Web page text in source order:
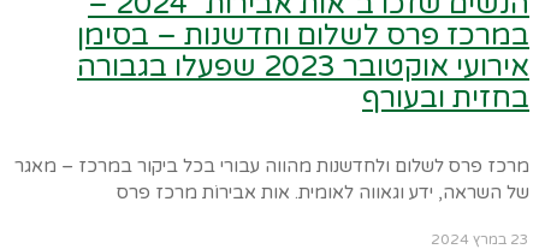
במרכז פרס לשלום וחדשנות – בסימן
אירועי אוקטובר 2023 שפעלו בגבורה
בחזית ובעורף
מרכז פרס לשלום ולחדשנות מהווה עבורי בכל ביקור במרכז – מאגר
של השראה, ידע וגאווה לאומית. אות אבירוֹת מרכז פרס
23 במרץ 2024